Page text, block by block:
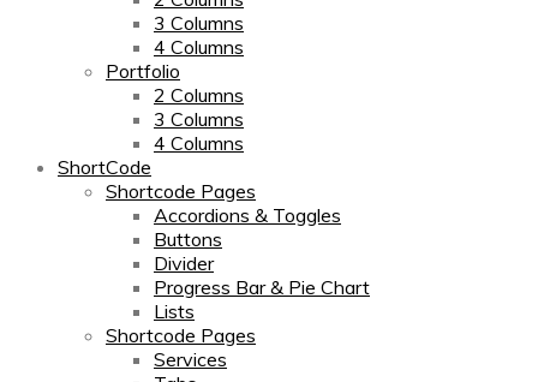
3 Columns
4 Columns
Portfolio
2 Columns
3 Columns
4 Columns
ShortCode
Shortcode Pages
Accordions & Toggles
Buttons
Divider
Progress Bar & Pie Chart
Lists
Shortcode Pages
Services